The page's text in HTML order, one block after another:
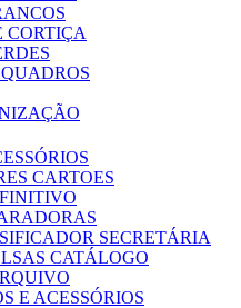
CORTIÇA
CARTOES
SECRETÁRIA
CATÁLOGO
E ACESSÓRIOS